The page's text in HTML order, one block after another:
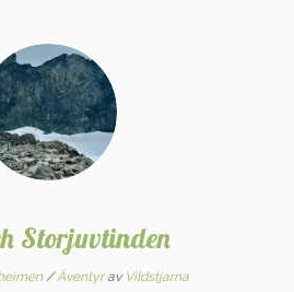
Storjuvtinden
/Äventyrav Vildstjarna